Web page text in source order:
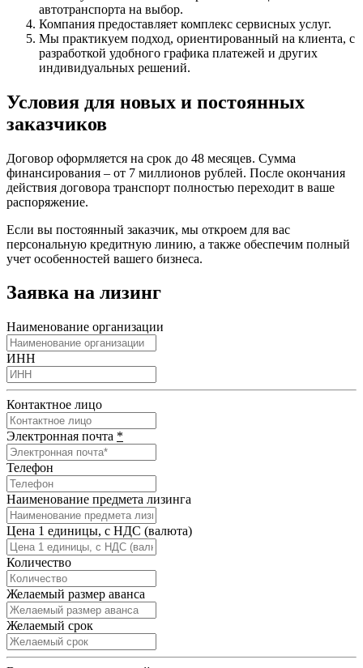
автотранспорта на выбор.
Компания предоставляет комплекс сервисных услуг.
Мы практикуем подход, ориентированный на клиента, с
разработкой удобного графика платежей и других
индивидуальных решений.
Условия для новых и постоянных
заказчиков
Договор оформляется на срок до 48 месяцев. Сумма
финансирования – от 7 миллионов рублей. После окончания
действия договора транспорт полностью переходит в ваше
распоряжение.
Если вы постоянный заказчик, мы откроем для вас
персональную кредитную линию, а также обеспечим полный
учет особенностей вашего бизнеса.
Заявка на лизинг
Наименование организации
ИНН
Контактное лицо
Электронная почта *
Телефон
Наименование предмета лизинга
Цена 1 единицы, с НДС (валюта)
Количество
Желаемый размер аванса
Желаемый срок